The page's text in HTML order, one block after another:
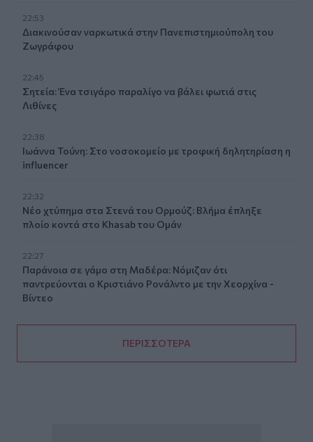
22:53
Διακινούσαν ναρκωτικά στην Πανεπιστημιούπολη του
Ζωγράφου
22:45
Σητεία: Ένα τσιγάρο παραλίγο να βάλει φωτιά στις
Λιθίνες
22:38
Ιωάννα Τούνη: Στο νοσοκομείο με τροφική δηλητηρίαση η
influencer
22:32
Νέο χτύπημα στα Στενά του Ορμούζ: Βλήμα έπληξε
πλοίο κοντά στο Khasab του Ομάν
22:27
Παράνοια σε γάμο στη Μαδέρα: Νόμιζαν ότι
παντρεύονται ο Κριστιάνο Ρονάλντο με την Χεορχίνα -
Βίντεο
ΠΕΡΙΣΣΟΤΕΡΑ